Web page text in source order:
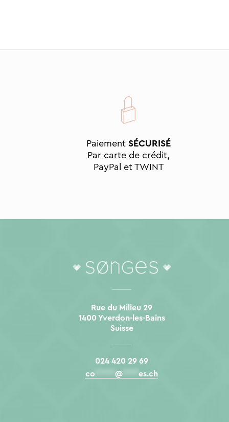
PaiementSÉCURISÉ
Par carte de crédit,
PayPal et TWINT
Rue du Milieu 29
1400 Yverdon-les-Bains
Suisse
024 420 29 69
co *****@ ****es.ch